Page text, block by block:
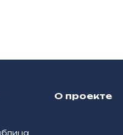
О проекте